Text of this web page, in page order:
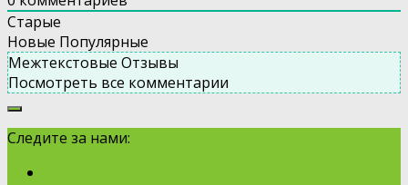
Старые
Новые Популярные
Межтекстовые Отзывы
Посмотреть все комментарии
Следите за нами: